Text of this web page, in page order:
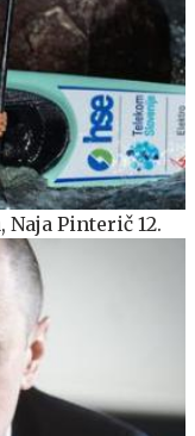
Naja Pinterič 12.